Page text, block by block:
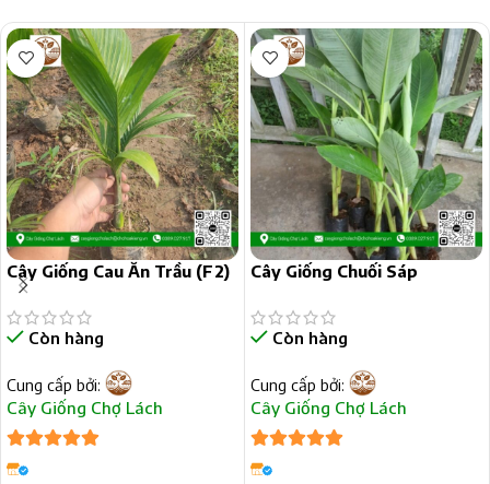
Cây Giống Cau Ăn Trầu (F2)
Còn hàng
Cung cấp bởi:
Cây Giống Chợ Lách
5trên 5
Cây Giống Chuối Sáp
Còn hàng
Cung cấp bởi:
Cây Giống Chợ Lách
5trên 5